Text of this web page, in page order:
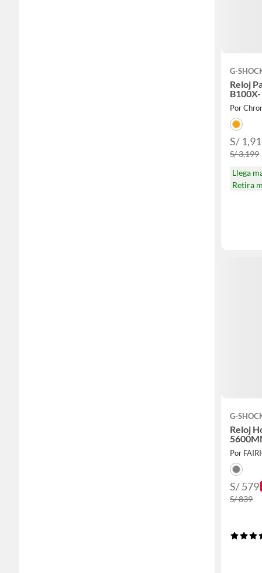
G-
Reloj
Por
S/
S/ 3,199
Llega
Retira
G-
Reloj
Por
S/ 579
S/ 839